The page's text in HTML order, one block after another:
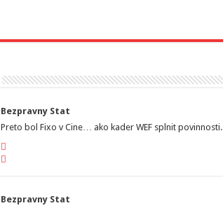
Bezpravny Stat
Preto bol Fixo v Cine… ako kader WEF splnit povinnosti.
Bezpravny Stat